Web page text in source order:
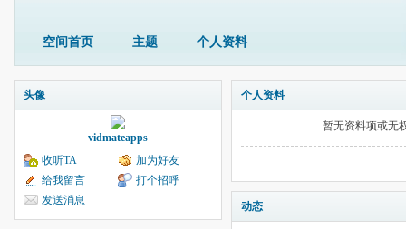
空间首页 主题 个人资料
头像
vidmateapps
收听TA
加为好友
给我留言
打个招呼
发送消息
个人资料
暂无资料项或无
动态